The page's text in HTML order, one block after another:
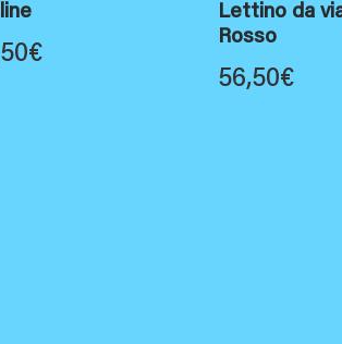
€
Lettino da
Rosso
56,50€